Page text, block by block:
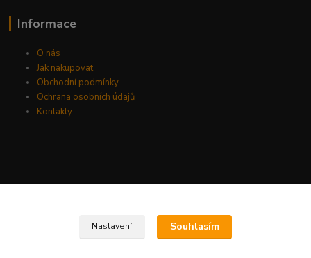
Informace
O nás
Jak nakupovat
Obchodní podmínky
Ochrana osobních údajů
Kontakty
Nastavení Souhlasím